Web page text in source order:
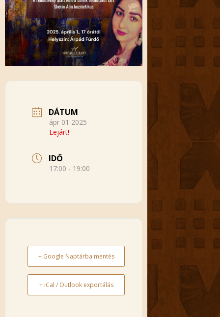
DÁTUM
ápr 01 2025
Lejárt!
IDŐ
17:00 - 19:00
+ Google Naptárba mentés
+ iCal / Outlook exportálás